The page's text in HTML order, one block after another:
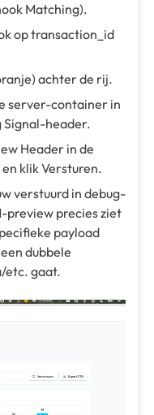
Matching).
op transaction_id
achter de rij.
server-container in
Signal-header.
Header in de
klik Versturen.
verstuurd in debug-
preview precies ziet
payload
dubbele
etc. gaat.